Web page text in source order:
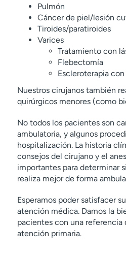
Pulmón
Cáncer de piel/lesión
Tiroides/paratiroides
Varices
Tratamiento con
Flebectomía
Escleroterapia
Nuestros cirujanos también
quirúrgicos menores (como
No todos los pacientes son
ambulatoria, y algunos
hospitalización. La historia
consejos del cirujano y el
importantes para determinar
realiza mejor de forma
Esperamos poder satisfacer
atención médica. Damos la
pacientes con una referencia
atención primaria.